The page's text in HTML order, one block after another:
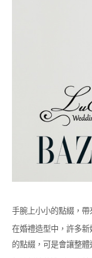
手腕上小小的點綴，帶
在婚禮造型中，許多
的點綴，可是會讓整體